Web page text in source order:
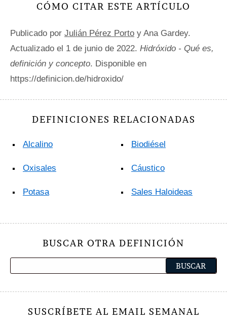
CÓMO CITAR ESTE ARTÍCULO
Publicado por Julián Pérez Porto y Ana Gardey.
Actualizado el 1 de junio de 2022. Hidróxido - Qué es,
definición y concepto. Disponible en
https://definicion.de/hidroxido/
DEFINICIONES RELACIONADAS
Alcalino
Oxisales
Potasa
Biodiésel
Cáustico
Sales Haloideas
BUSCAR OTRA DEFINICIÓN
SUSCRÍBETE AL EMAIL SEMANAL